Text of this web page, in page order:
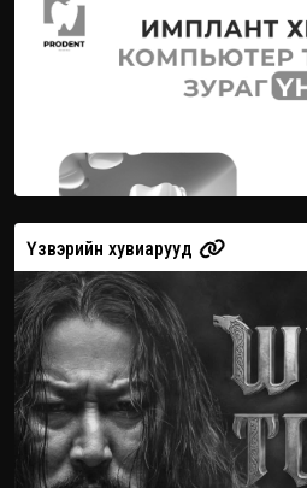
Үзвэрийн хувиарууд